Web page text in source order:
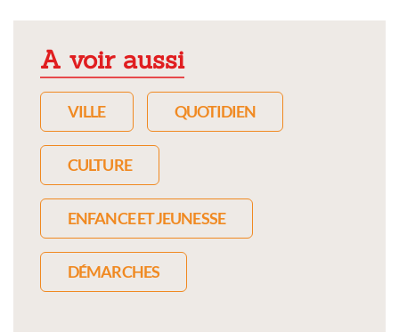
A voir aussi
VILLE QUOTIDIEN
CULTURE
ENFANCE ET JEUNESSE
DÉMARCHES